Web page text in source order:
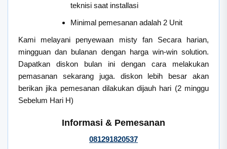
teknisi saat installasi
Minimal pemesanan adalah 2 Unit
Kami melayani penyewaan misty fan Secara harian,
mingguan dan bulanan dengan harga win-win solution.
Dapatkan diskon bulan ini dengan cara melakukan
pemasanan sekarang juga. diskon lebih besar akan
berikan jika pemesanan dilakukan dijauh hari (2 minggu
Sebelum Hari H)
Informasi & Pemesanan
081291820537